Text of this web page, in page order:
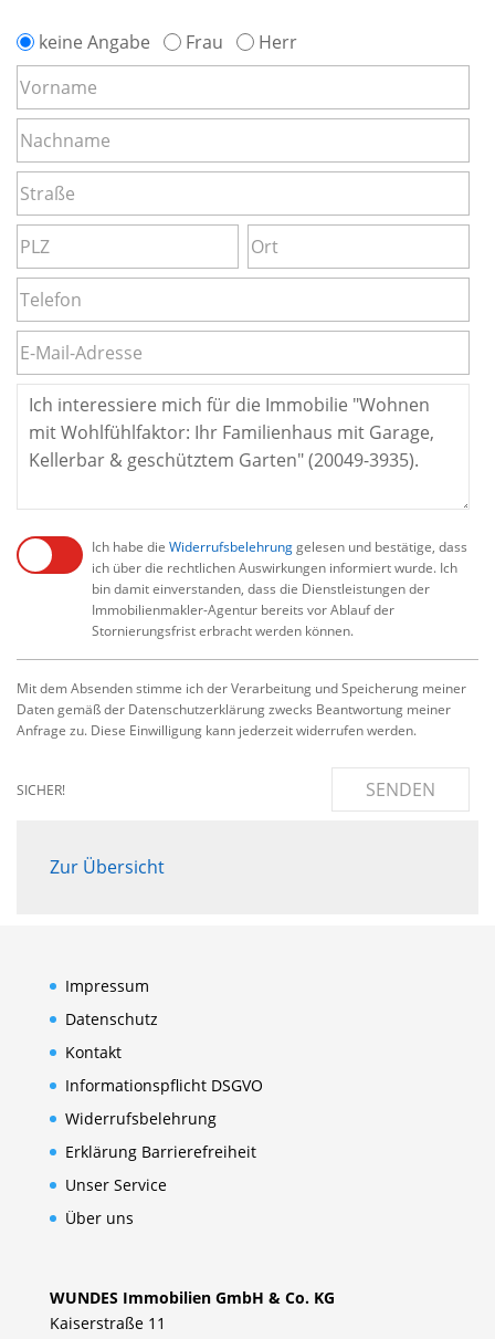
keine Angabe Frau Herr
Ich habe die Widerrufsbelehrunggelesen und bestätige, dass
ich über die rechtlichen Auswirkungen informiert wurde. Ich
bin damit einverstanden, dass die Dienstleistungen der
Immobilienmakler-Agentur bereits vor Ablauf der
Stornierungsfrist erbracht werden können.
Mit dem Absenden stimme ich der Verarbeitung und Speicherung meiner
Daten gemäß der Datenschutzerklärung zwecks Beantwortung meiner
Anfrage zu. Diese Einwilligung kann jederzeit widerrufen werden.
SICHER! SENDEN
Zur Übersicht
Impressum
Datenschutz
Kontakt
Informationspflicht DSGVO
Widerrufsbelehrung
Erklärung Barrierefreiheit
Unser Service
Über uns
WUNDES Immobilien GmbH & Co. KG
Kaiserstraße 11